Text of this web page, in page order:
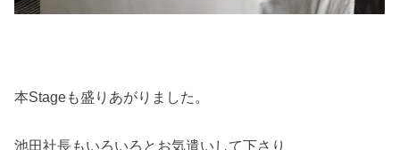
本Stageも盛りあがりました。
池田社長もいろいろとお気遣いして下さり